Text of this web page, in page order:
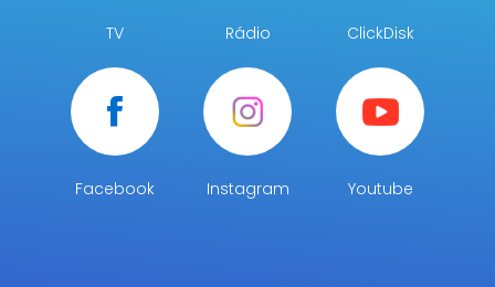
TV Rádio ClickDisk
Facebook Instagram Youtube